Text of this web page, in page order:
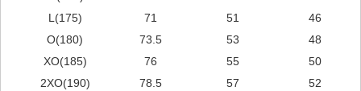
L(175)
71 51
46
O(180)
73.5 53
48
XO(185)
76 55
50
2XO(190)
78.5 57
52